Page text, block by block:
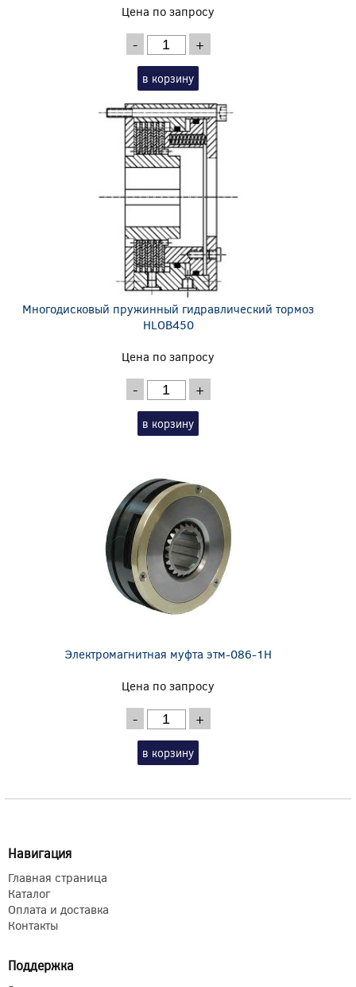
Цена по запросу
- +
в корзину
Многодисковый пружинный гидравлический тормоз
HLOB450
Цена по запросу
- +
в корзину
Электромагнитная муфта этм-086-1Н
Цена по запросу
- +
в корзину
Навигация
Главная страница
Каталог
Оплата и доставка
Контакты
Поддержка